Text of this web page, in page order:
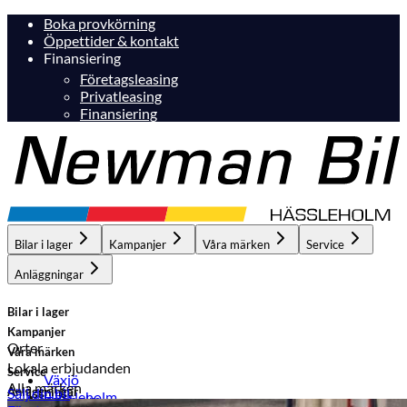
Boka provkörning
Öppettider & kontakt
Finansiering
Företagsleasing
Privatleasing
Finansiering
Bilar i lager Kampanjer Våra märken Service
Anläggningar
Bilar i lager
Orter
Växjö
Hässleholm
Kampanjer
Lokala erbjudanden
Hässleholm
Våra märken
Alla märken
Service
Anläggningar
Sälj din bil